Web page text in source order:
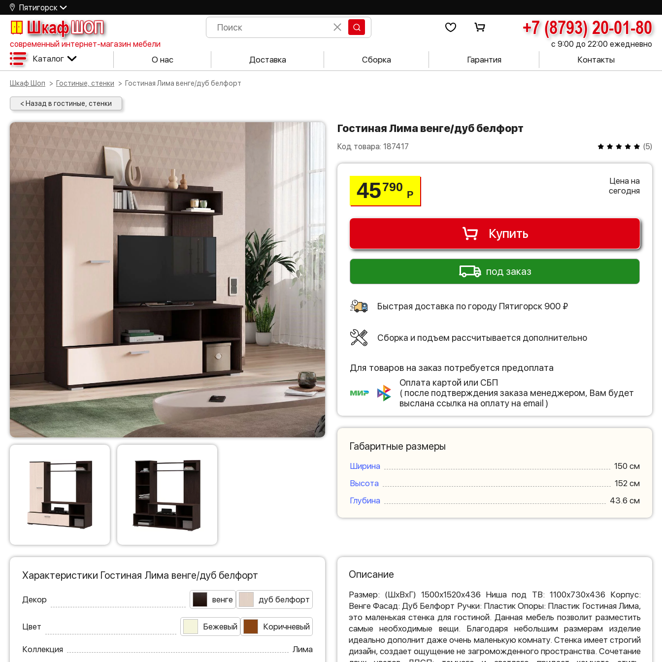
Пятигорск
ШкафШОП +7 (8793) 20-01-80
современный интернет-магазин мебели с 9:00 до 22:00 ежедневно
Каталог О нас Доставка Сборка Гарантия Контакты
Шкаф Шоп Гостиные, стенки Гостиная Лима венге/дуб белфорт
< Назад в гостиные, стенки
Гостиная Лима венге/дуб белфорт
Код товара: 187417 (5)
45790
Р
Цена на
сегодня
Купить
под заказ
Быстрая доставка по городу Пятигорск 900 ₽
Сборка и подъем рассчитывается дополнительно
Для товаров на заказ потребуется предоплата
Оплата картой или СБП
( после подтверждения заказа менеджером, Вам будет
выслана ссылка на оплату на email )
Габаритные размеры
Ширина
150 см
Высота
152 см
Глубина
43.6 см
Характеристики Гостиная Лима венге/дуб белфорт
Декор венге дуб белфорт
Цвет Бежевый Коричневый
Коллекция Лима
Описание
Размер: (ШхВхГ) 1500х1520х436 Ниша под ТВ: 1100х730х436 Корпус:
Венге Фасад: Дуб Белфорт Ручки: Пластик Опоры: Пластик Гостиная Лима,
это маленькая стенка для гостиной. Данная мебель позволит разместить
самые необходимые вещи. Благодаря небольшим размерам изделие
идеально дополнит даже очень маленькую комнату. Стенка имеет строгий
дизайн, создает ощущение не загроможденного пространства. Сочетание